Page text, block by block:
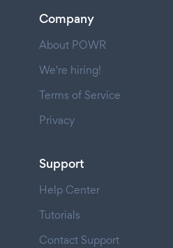
Company
About POWR
We're hiring!
Terms of Service
Privacy
Support
Help Center
Tutorials
Contact Support